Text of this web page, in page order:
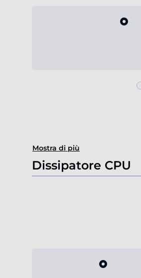
Mostra di più
Dissipatore CPU